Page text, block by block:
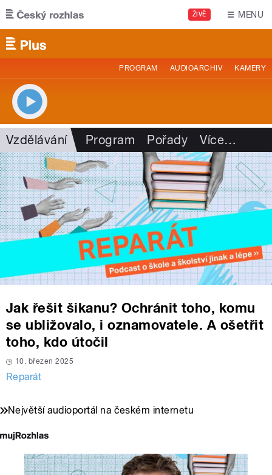
Přejít k hlavnímu obsahu
ŽIVĚ MENU
PROGRAM AUDIOARCHIV KAMERY
Vzdělávání Program Pořady Více…
Jak řešit šikanu? Ochránit toho, komu
se ubližovalo, i oznamovatele. A ošetřit
toho, kdo útočil
10. březen 2025
Reparát
Největší audioportál na českém internetu